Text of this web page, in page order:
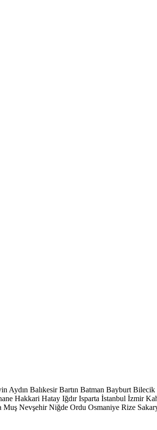
Aydın Balıkesir Bartın Batman Bayburt Bilecik
Hakkari Hatay Iğdır Isparta İstanbul İzmir
Muş Nevşehir Niğde Ordu Osmaniye Rize